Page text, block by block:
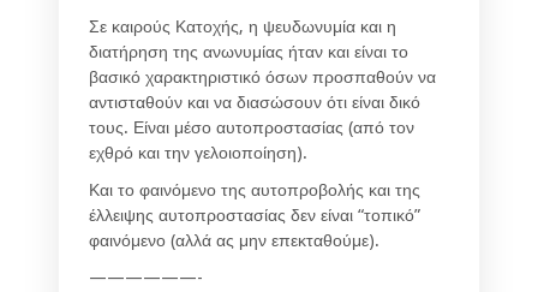
Σε καιρούς Κατοχής, η ψευδωνυμία και η
διατήρηση της ανωνυμίας ήταν και είναι το
βασικό χαρακτηριστικό όσων προσπαθούν να
αντισταθούν και να διασώσουν ότι είναι δικό
τους. Είναι μέσο αυτοπροστασίας (από τον
εχθρό και την γελοιοποίηση).
Και το φαινόμενο της αυτοπροβολής και της
έλλειψης αυτοπροστασίας δεν είναι “τοπικό”
φαινόμενο (αλλά ας μην επεκταθούμε).
——————-